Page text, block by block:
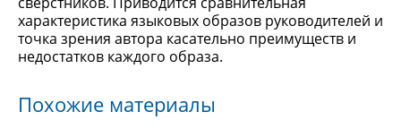
характеристика языковых образов руководителей и
точка зрения автора касательно преимуществ и
недостатков каждого образа.
Похожие материалы